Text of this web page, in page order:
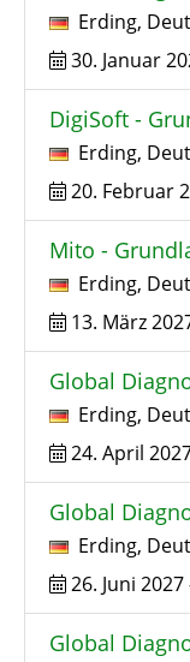
Erding,
30. Januar
DigiSoft -
Erding,
20. Februar
Mito -
Erding,
13. März
Global
Erding,
24. April
Global
Erding,
26. Juni 2027
Global